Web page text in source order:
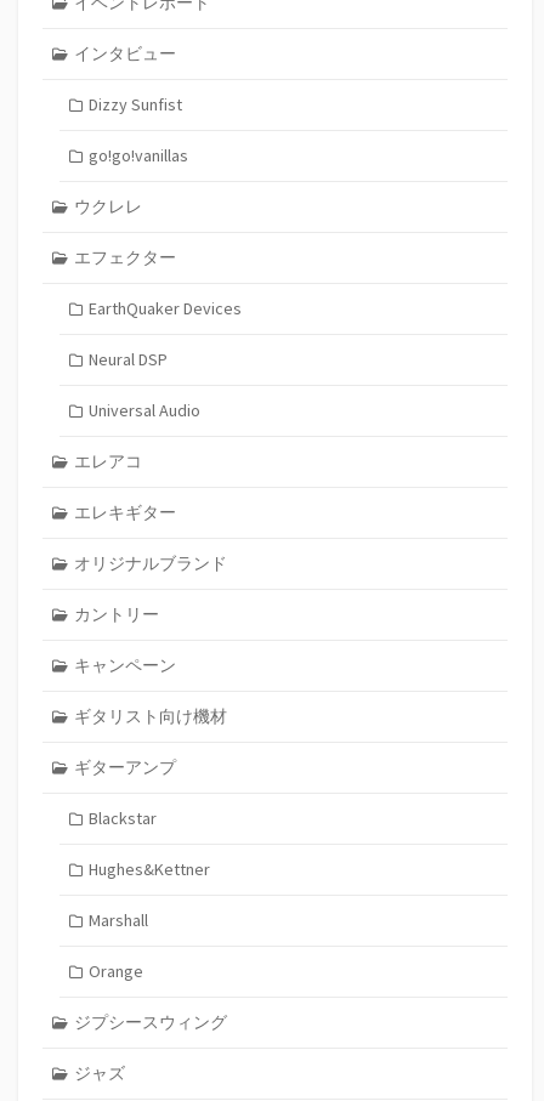
インタビュー
Dizzy Sunfist
go!go!vanillas
ウクレレ
エフェクター
EarthQuaker Devices
Neural DSP
Universal Audio
エレアコ
エレキギター
オリジナルブランド
カントリー
キャンペーン
ギタリスト向け機材
ギターアンプ
Blackstar
Hughes&Kettner
Marshall
Orange
ジプシースウィング
ジャズ